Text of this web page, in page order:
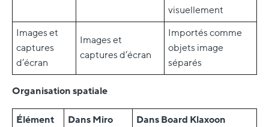
visuellement
Images et
captures
d’écran
Images et
captures d’écran
Importés comme
objets image
séparés
Organisation spatiale
Élément Dans Miro
Dans Board Klaxoon